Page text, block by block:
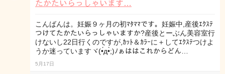
たかたいらっしゃいます…
こんばんは。妊娠９ヶ月の初ﾏﾀﾏﾏです。妊娠中,産後ｴｸｽﾃ
つけてたかたいらっしゃいますか?産後とーぶん美容室行
けないし22日行くのですが,ｶｯﾄ＆ｶﾗｰに＋してｴｸｽﾃつけよ
うか迷っていますヾ(•́д•̀;)ﾉぁははこれからどん…
5月17日